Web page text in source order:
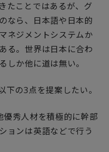
たことではあるが、グ
なら、日本語や日本的
ネジメントシステムか
る。世界は日本に合わ
しか他に道は無い。
下の3点を提案したい。
秀人材を積極的に幹部
ョンは英語などで行う